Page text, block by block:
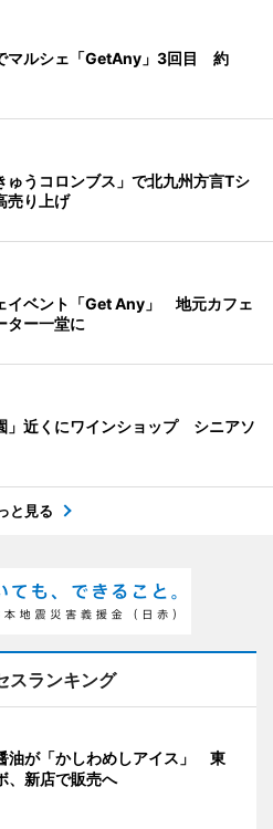
マルシェ「GetAny」3回目 約
ゅうコロンブス」で北九州方言Tシ
売り上げ
イベント「Get Any」 地元カフェ
ター一堂に
」近くにワインショップ シニアソ
と見る
スランキング
油が「かしわめしアイス」 東
、新店で販売へ